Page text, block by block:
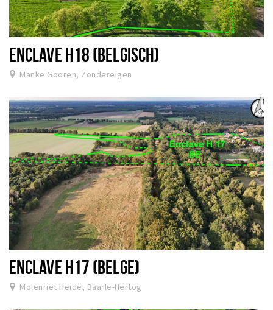
ENCLAVE H18 (BELGISCH)
Manke Gooren, Zondereigen
ENCLAVE H17 (BELGE)
Molenriet Heide, Baarle-Hertog